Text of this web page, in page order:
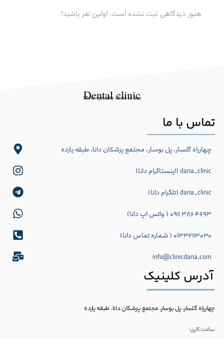
هنوز دیدگاهی ثبت نشده است. اولین نفر باشید!
Dental clinic
Multi-specialty clinic in Iran
تماس با ما
چهارراه گلسار، پل بوسار، مجتمع پزشکان دانا، طبقه یازده
dana_clinic (اینستاگرام دانا)
dana_clinic (تلگرام دانا)
۴۶۹۳ ۳۸۶ ۰۹۱۱ ( واتس اپ دانا)
۰۱۳۳۲۱۱۳۰۳۰ ( شماره تماس دانا)
info@clinicdana.com
آدرس کلینیک
چهارراه گلسار، پل بوسار، مجتمع پزشکان دانا، طبقه یازده
ساعت کاری: